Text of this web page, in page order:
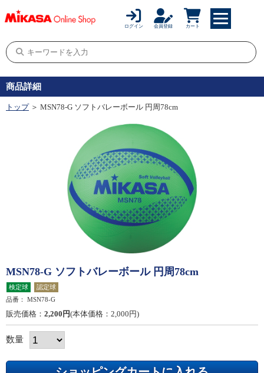
ログイン 会員登録 カート
商品詳細
トップ＞ MSN78-G ソフトバレーボール 円周78cm
MSN78-G ソフトバレーボール 円周78cm
検定球
認定球
品番：
MSN78-G
販売価格： 2,200円(本体価格：2,000円)
数量